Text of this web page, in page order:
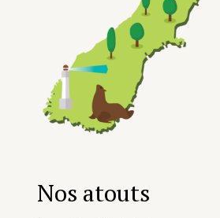
Nos atouts